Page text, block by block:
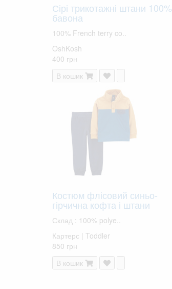
Сірі трикотажні штани 100%
бавона
100% French terry co..
OshKosh
400 грн
В кошик
Костюм флісовий синьо-
гірчична кофта і штани
Склад : 100% polye..
Картерс | Toddler
850 грн
В кошик